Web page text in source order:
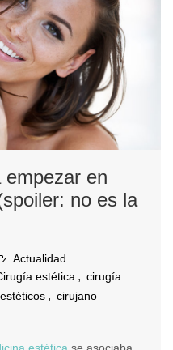
empezar en
no es la
Actualidad
estética , cirugía
, cirujano
estética se asociaba